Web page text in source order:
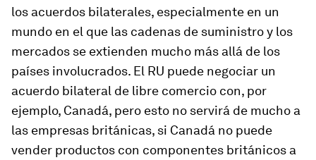
los acuerdos bilaterales, especialmente en un
mundo en el que las cadenas de suministro y los
mercados se extienden mucho más allá de los
países involucrados. El RU puede negociar un
acuerdo bilateral de libre comercio con, por
ejemplo, Canadá, pero esto no servirá de mucho a
las empresas británicas, si Canadá no puede
vender productos con componentes británicos a